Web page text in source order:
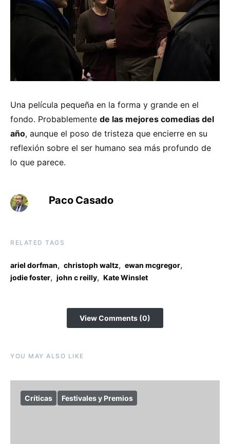
Una película pequeña en la forma y grande en el
fondo. Probablemente de las mejores comedias del
año, aunque el poso de tristeza que encierre en su
reflexión sobre el ser humano sea más profundo de
lo que parece.
Paco Casado
RELATED TAGS
ariel dorfman, christoph waltz, ewan mcgregor,
jodie foster, john c reilly, Kate Winslet
View Comments (0)
YOU MAY ALSO LIKE
Críticas Festivales y Premios